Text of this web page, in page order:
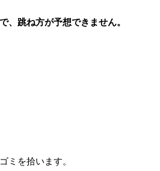
、跳ね方が予想できません。
ミを拾います。